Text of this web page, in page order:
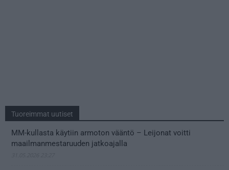
Tuoreimmat uutiset
MM-kullasta käytiin armoton vääntö – Leijonat voitti
maailmanmestaruuden jatkoajalla